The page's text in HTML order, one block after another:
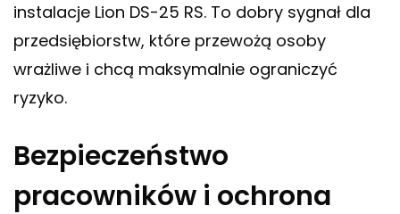
instalacje Lion DS-25 RS. To dobry sygnał dla
przedsiębiorstw, które przewożą osoby
wrażliwe i chcą maksymalnie ograniczyć
ryzyko.
Bezpieczeństwo
pracowników i ochrona